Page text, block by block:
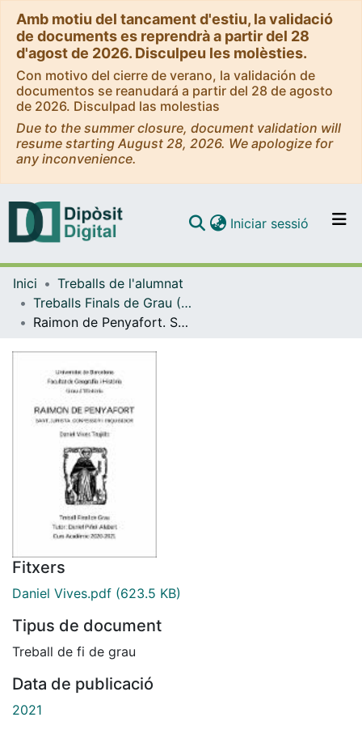
Amb motiu del tancament d'estiu, la validació
de documents es reprendrà a partir del 28
d'agost de 2026. Disculpeu les molèsties.
Con motivo del cierre de verano, la validación de
documentos se reanudará a partir del 28 de agosto
de 2026. Disculpad las molestias
Due to the summer closure, document validation will
resume starting August 28, 2026. We apologize for
any inconvenience.
Navega per tot el DD
Com publicar
Iniciar sessió (current)
Inici
Treballs de l'alumnat
Treballs Finals de Grau (TFG) - Història
Raimon de Penyafort. Sant, jurista, confessor i inquisidor
Fitxers
Daniel Vives.pdf (623.5 KB)
Tipus de document
Treball de fi de grau
Data de publicació
2021